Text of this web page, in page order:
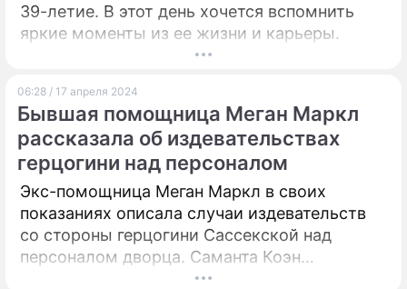
39-летие. В этот день хочется вспомнить
яркие моменты из ее жизни и карьеры.
06:28 / 17 апреля 2024
Бывшая помощница Меган Маркл
рассказала об издевательствах
герцогини над персоналом
Экс-помощница Меган Маркл в своих
показаниях описала случаи издевательств
со стороны герцогини Сассекской над
персоналом дворца. Саманта Коэн
подтвердила, что была допрошена в рамках